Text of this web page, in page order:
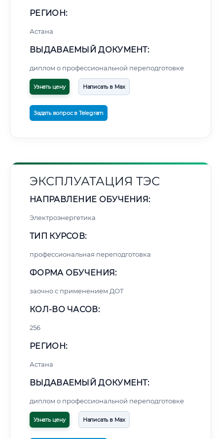
РЕГИОН:
Астана
ВЫДАВАЕМЫЙ ДОКУМЕНТ:
диплом о профессиональной переподготовке
Узнать цену Написать в Max
Задать вопрос в Telegram
ЭКСПЛУАТАЦИЯ ТЭС
НАПРАВЛЕНИЕ ОБУЧЕНИЯ:
Электроэнергетика
ТИП КУРСОВ:
профессиональная переподготовка
ФОРМА ОБУЧЕНИЯ:
заочно с применением ДОТ
КОЛ-ВО ЧАСОВ:
256
РЕГИОН:
Астана
ВЫДАВАЕМЫЙ ДОКУМЕНТ:
диплом о профессиональной переподготовке
Узнать цену Написать в Max